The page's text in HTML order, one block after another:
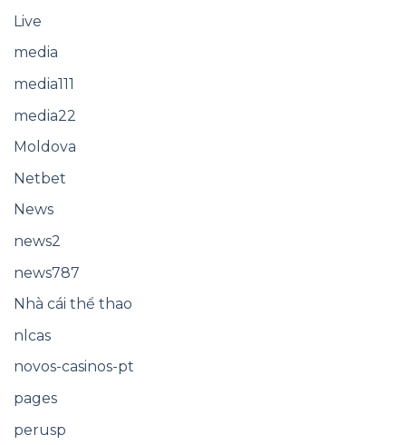
Live
media
media111
media22
Moldova
Netbet
News
news2
news787
Nhà cái thể thao
nlcas
novos-casinos-pt
pages
perusp